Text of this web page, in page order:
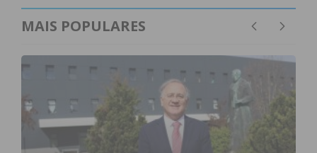
MAIS POPULARES